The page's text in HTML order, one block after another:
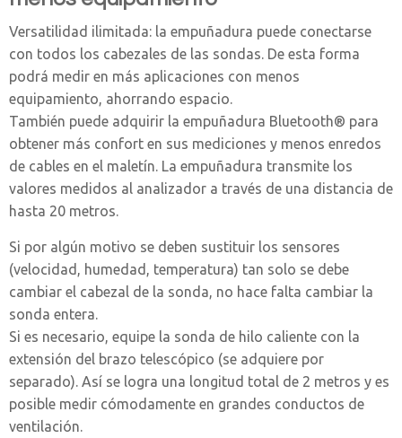
Versatilidad ilimitada: la empuñadura puede conectarse
con todos los cabezales de las sondas. De esta forma
podrá medir en más aplicaciones con menos
equipamiento, ahorrando espacio.
También puede adquirir la empuñadura Bluetooth® para
obtener más confort en sus mediciones y menos enredos
de cables en el maletín. La empuñadura transmite los
valores medidos al analizador a través de una distancia de
hasta 20 metros.
Si por algún motivo se deben sustituir los sensores
(velocidad, humedad, temperatura) tan solo se debe
cambiar el cabezal de la sonda, no hace falta cambiar la
sonda entera.
Si es necesario, equipe la sonda de hilo caliente con la
extensión del brazo telescópico (se adquiere por
separado). Así se logra una longitud total de 2 metros y es
posible medir cómodamente en grandes conductos de
ventilación.